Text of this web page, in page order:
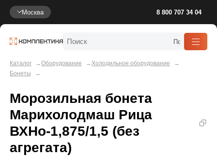
Москва 8 800 707 34 04
Каталог Оборудование
Холодильное оборудование
Бонеты
Морозильная бонета
Марихолодмаш Рица
ВХНо-1,875/1,5 (без
агрегата)